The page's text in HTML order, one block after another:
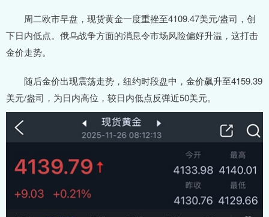
周二欧市早盘，现货黄金一度重挫至4109.47美元/盎司，创
下日内低点。俄乌战争方面的消息令市场风险偏好升温，这打击
金价走势。
随后金价出现震荡走势，纽约时段盘中，金价飙升至4159.39
美元/盎司，为日内高位，较日内低点反弹近50美元。